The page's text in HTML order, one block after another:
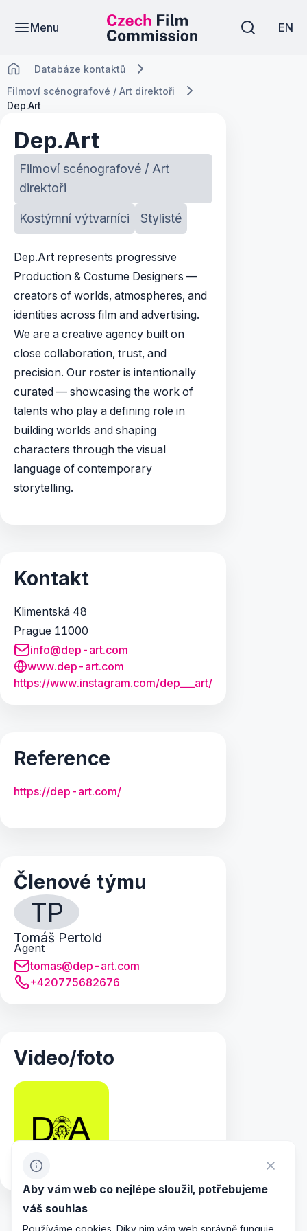
Menu EN
Databáze kontaktů
Filmoví scénografové / Art direktoři
Dep.Art
Dep.Art
Filmoví scénografové / Art
direktoři
Kostýmní výtvarníci Stylisté
Dep.Art represents progressive
Production & Costume Designers —
creators of worlds, atmospheres, and
identities across film and advertising.
We are a creative agency built on
close collaboration, trust, and
precision. Our roster is intentionally
curated — showcasing the work of
talents who play a defining role in
building worlds and shaping
characters through the visual
language of contemporary
storytelling.
Kontakt
Klimentská 48
Prague 11000
info@dep-art.com
www.dep-art.com
https://www.instagram.com/dep___art/
Reference
https://dep-art.com/
Členové týmu
TP
Tomáš Pertold
Agent
tomas@dep-art.com
+420775682676
Video/foto
Aby vám web co nejlépe sloužil, potřebujeme
váš souhlas
Používáme cookies. Díky nim vám web správně funguje,